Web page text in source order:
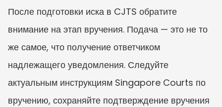
После подготовки иска в CJTS обратите
внимание на этап вручения. Подача — это не то
же самое, что получение ответчиком
надлежащего уведомления. Следуйте
актуальным инструкциям Singapore Courts по
вручению, сохраняйте подтверждение вручения